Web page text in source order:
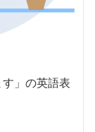
」の英語表